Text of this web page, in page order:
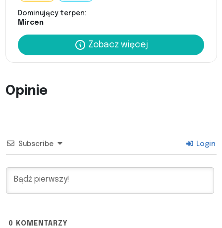
Dominujący terpen:
Mircen
Zobacz więcej
Opinie
Subscribe Login
0 KOMENTARZY